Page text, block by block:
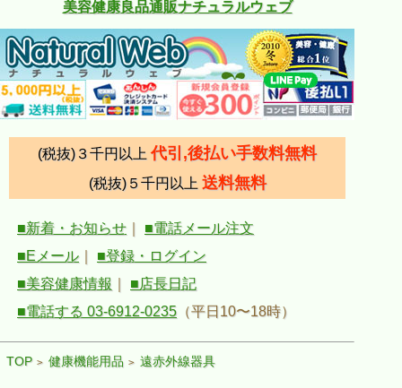
美容健康良品通販ナチュラルウェブ
(税抜)３千円以上 代引,後払い手数料無料
(税抜)５千円以上 送料無料
■新着・お知らせ
■電話メール注文
■Eメール
■登録・ログイン
■美容健康情報
■店長日記
■電話する 03-6912-0235 （平日10〜18時）
TOP > 健康機能用品 > 遠赤外線器具